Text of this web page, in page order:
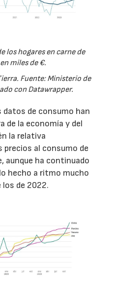
los hogares en carne de
miles de €.
Fuente: Ministerio de
con Datawrapper.
datos de consumo han
de la economía y del
la relativa
precios al consumo de
aunque ha continuado
hecho a ritmo mucho
los de 2022.